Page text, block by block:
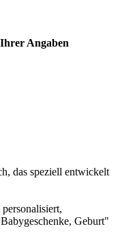
Angaben
das speziell entwickelt
Geburt"